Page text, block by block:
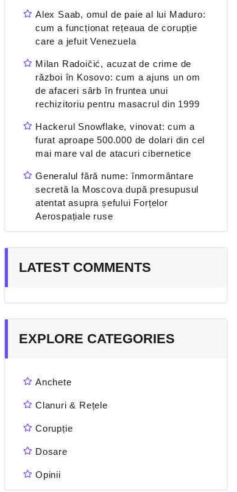
Alex Saab, omul de paie al lui Maduro:
cum a funcționat rețeaua de corupție
care a jefuit Venezuela
Milan Radoičić, acuzat de crime de
război în Kosovo: cum a ajuns un om
de afaceri sârb în fruntea unui
rechizitoriu pentru masacrul din 1999
Hackerul Snowflake, vinovat: cum a
furat aproape 500.000 de dolari din cel
mai mare val de atacuri cibernetice
Generalul fără nume: înmormântare
secretă la Moscova după presupusul
atentat asupra șefului Forțelor
Aerospațiale ruse
LATEST COMMENTS
EXPLORE CATEGORIES
Anchete
Clanuri & Rețele
Corupție
Dosare
Opinii